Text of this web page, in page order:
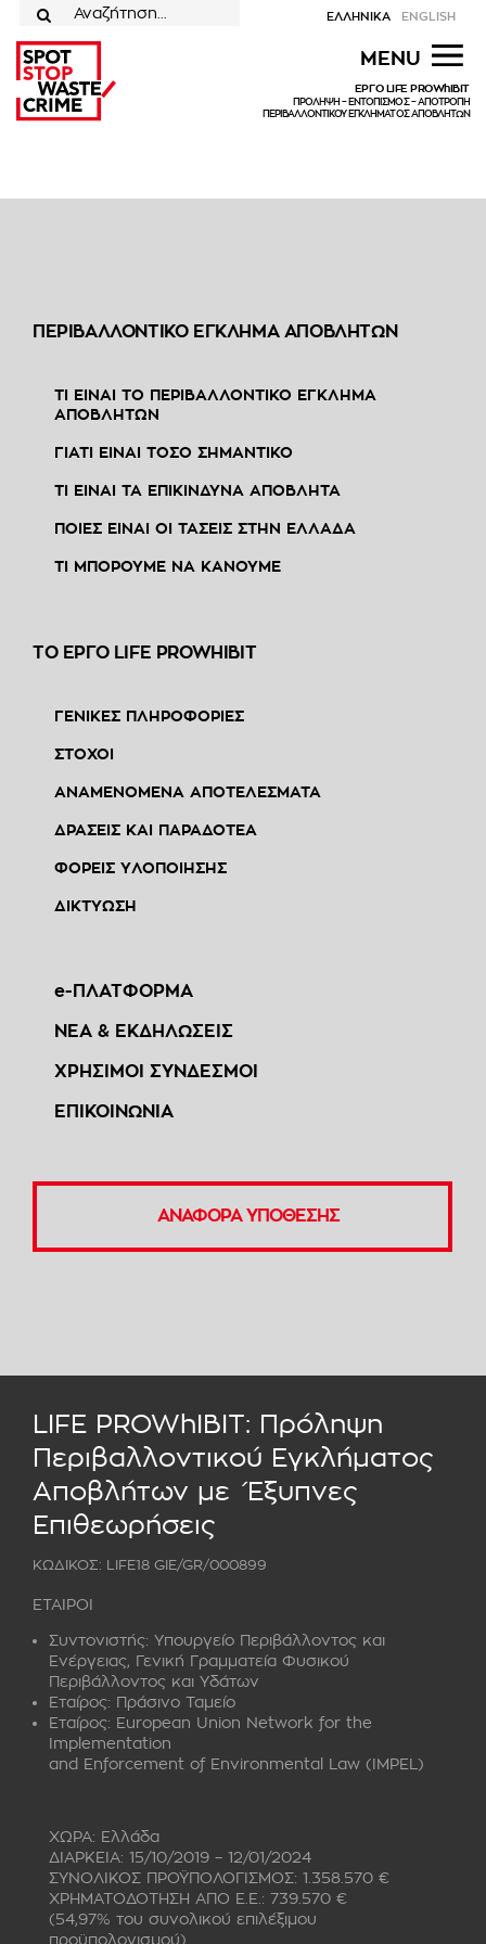
Μετάβαση
περιεχόμενο
ΕΛΛΗΝΙΚΑ ENGLISH
MENU
ΕΡΓΟ LIFE PROWhIBIT
ΠΡΟΛΗΨΗ – ΕΝΤΟΠΙΣΜΟΣ – ΑΠΟΤΡΟΠΗ
ΠΕΡΙΒΑΛΛΟΝΤΙΚΟΥ ΕΓΚΛΗΜΑΤΟΣ ΑΠΟΒΛΗΤΩΝ
ΠΕΡΙΒΑΛΛΟΝΤΙΚΟ ΕΓΚΛΗΜΑ ΑΠΟΒΛΗΤΩΝ
ΤΙ ΕΙΝΑΙ ΤΟ ΠΕΡΙΒΑΛΛΟΝΤΙΚΟ ΕΓΚΛΗΜΑ
ΑΠΟΒΛΗΤΩΝ
ΓΙΑΤΙ ΕΙΝΑΙ ΤΟΣΟ ΣΗΜΑΝΤΙΚΟ
ΤΙ ΕΙΝΑΙ ΤΑ ΕΠΙΚΙΝΔΥΝΑ ΑΠΟΒΛΗΤΑ
ΠΟΙΕΣ ΕΙΝΑΙ ΟΙ ΤΑΣΕΙΣ ΣΤΗΝ ΕΛΛΑΔΑ
ΤΙ ΜΠΟΡΟΥΜΕ ΝΑ ΚΑΝΟΥΜΕ
ΤΟ ΕΡΓΟ LIFE PROWHIBIT
ΓΕΝΙΚΕΣ ΠΛΗΡΟΦΟΡΙΕΣ
ΣΤΟΧΟΙ
ΑΝΑΜΕΝΟΜΕΝΑ ΑΠΟΤΕΛΕΣΜΑΤΑ
ΔΡΑΣΕΙΣ ΚΑΙ ΠΑΡΑΔΟΤΕΑ
ΦΟΡΕΙΣ ΥΛΟΠΟΙΗΣΗΣ
ΔΙΚΤΥΩΣΗ
e-ΠΛΑΤΦΟΡΜΑ
ΝΕΑ & ΕΚΔΗΛΩΣΕΙΣ
ΧΡΗΣΙΜΟΙ ΣΥΝΔΕΣΜΟΙ
ΕΠΙΚΟΙΝΩΝΙΑ
ΑΝΑΦΟΡΑ ΥΠΟΘΕΣΗΣ
LIFE PROWhIBIT: Πρόληψη
Περιβαλλοντικού Εγκλήματος
Αποβλήτων με Έξυπνες
Επιθεωρήσεις
ΚΩΔΙΚΟΣ: LIFE18 GIE/GR/000899
ΕΤΑΙΡΟΙ
Συντονιστής: Υπουργείο Περιβάλλοντος και
Ενέργειας, Γενική Γραμματεία Φυσικού
Περιβάλλοντος και Υδάτων
Εταίρος: Πράσινο Ταμείο
Εταίρος: European Union Network for the
Implementation
and Enforcement of Environmental Law (IMPEL)
ΧΩΡΑ: Ελλάδα
ΔΙΑΡΚΕΙΑ: 15/10/2019 – 12/01/2024
ΣΥΝΟΛΙΚΟΣ ΠΡΟΫΠΟΛΟΓΙΣΜΟΣ: 1.358.570 €
ΧΡΗΜΑΤΟΔΟΤΗΣΗ ΑΠΟ Ε.Ε.: 739.570 €
(54,97% του συνολικού επιλέξιμου
προϋπολογισμού)